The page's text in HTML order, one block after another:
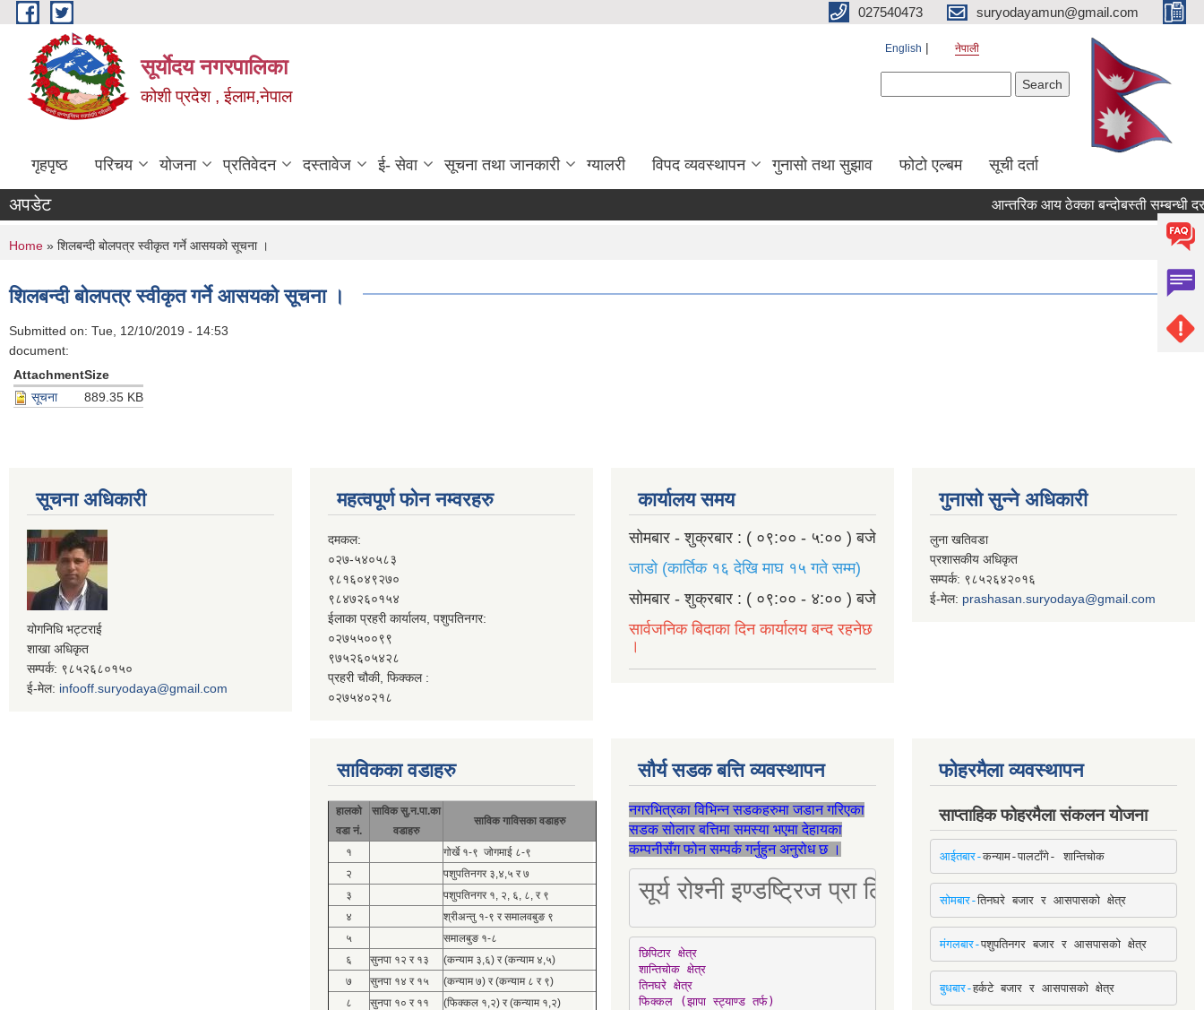
Skip to main content 027540473 suryodayamun@gmail.com
सूर्याेदय नगरपालिका
कोशी प्रदेश , ईलाम,नेपाल
English नेपाली
गृहपृष्ठ परिचय योजना प्रतिवेदन दस्तावेज ई- सेवा सूचना तथा जानकारी ग्यालरी विपद व्यवस्थापन गुनासो तथा सुझाव फोटो एल्बम सूची दर्ता
अपडेट आन्तरिक आय ठेक्का बन्दोबस्ती सम्बन्धी
You are here
Home » शिलबन्दी बोलपत्र स्वीकृत गर्ने आसयको सूचना ।
शिलबन्दी बोलपत्र स्वीकृत गर्ने आसयको सूचना ।
Submitted on: Tue, 12/10/2019 - 14:53
document:
AttachmentSize
सूचना
889.35 KB
सूचना अधिकारी
योगनिधि भट्टराई
शाखा अधिकृत
सम्पर्क: ९८५२६८०१५०
ई-मेल: infooff.suryodaya@gmail.com
महत्वपूर्ण फोन नम्वरहरु
दमकल:
०२७-५४०५८३
९८१६०४९२७०
९८४७२६०१५४
ईलाका प्रहरी कार्यालय, पशुपतिनगर:
०२७५५००९९
९७५२६०५४२८
प्रहरी चौकी, फिक्कल :
०२७५४०२१८
कार्यालय समय
सोमबार - शुक्रबार : ( ०९:०० - ५:०० ) बजे
जाडो (कार्तिक १६ देखि माघ १५ गते सम्म)
सोमबार - शुक्रबार : ( ०९:०० - ४:०० ) बजे
सार्वजनिक बिदाका दिन कार्यालय बन्द रहनेछ
।
गुनासो सुन्ने अधिकारी
लुना खतिवडा
प्रशासकीय अधिकृत
सम्पर्क: ९८५२६४२०१६
ई-मेल: prashasan.suryodaya@gmail.com
साविकका वडाहरु
हालको
वडा नं.
साविक सु.न.पा.का
वडाहरु
साविक गाविसका वडाहरु
१
गोर्खे १-९ जोगमाई ८-९
२
पशुपतिनगर ३,४,५ र ७
३
पशुपतिनगर १, २, ६, ८, र ९
४
श्रीअन्तु १-९ र समालवबुङ ९
५
समालबुङ १-८
६
सुनपा १२ र १३
(कन्याम ३,६) र (कन्याम ४,५)
७
सुनपा १४ र १५
(कन्याम ७) र (कन्याम ८ र ९)
८
सुनपा १० र ११
(फिक्कल १,२) र (कन्याम १,२)
सौर्य सडक बत्ति व्यवस्थापन
नगरभित्रका विभिन्न सडकहरुमा जडान गरिएका
सडक सोलार बत्तिमा समस्या भएमा देहायका
कम्पनीसँग फोन सम्पर्क गर्नुहुन अनुरोध छ ।
सूर्य रोश्नी इण्डष्ट्रिज प्रा लि [Mobile: 9851034034]
छिपिटार क्षेत्र
शान्तिचोक क्षेत्र
तिनघरे क्षेत्र
फिक्कल (झापा स्ट्याण्ड तर्फ)
फोहरमैला व्यवस्थापन
साप्ताहिक फोहरमैला संकलन योजना
आईतबार-कन्याम-पालटाँगे- शान्तिचोक
सोमबार-तिनघरे बजार र आसपासको क्षेत्र
मंगलबार-पशुपतिनगर बजार र आसपासको क्षेत्र
बुधबार-हर्कटे बजार र आसपासको क्षेत्र